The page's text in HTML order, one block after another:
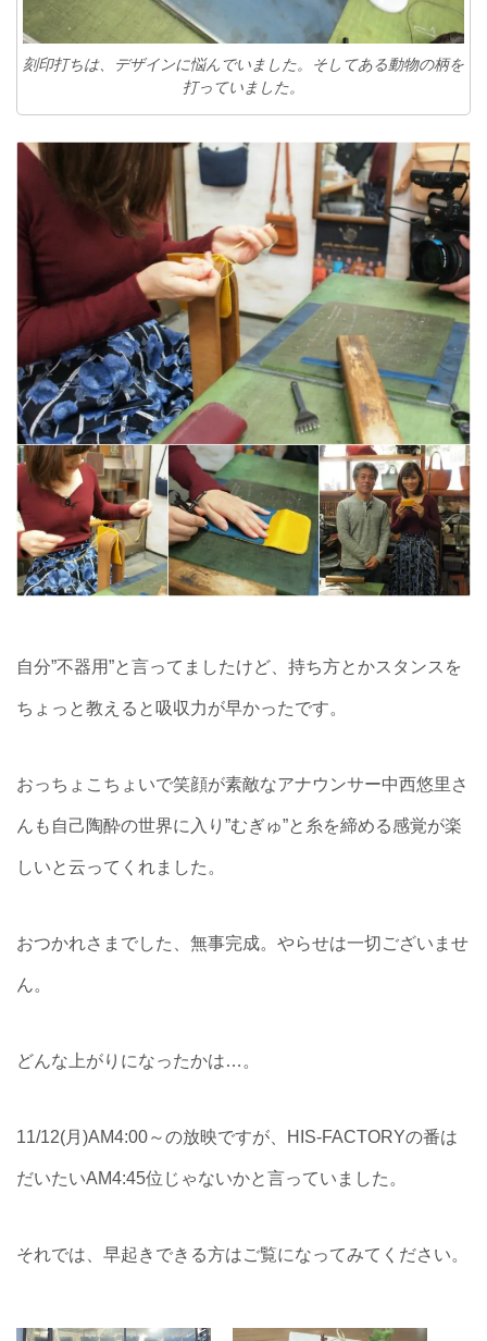
刻印打ちは、デザインに悩んでいました。そしてある動物の柄を
打っていました。
自分”不器用”と言ってましたけど、持ち方とかスタンスを
ちょっと教えると吸収力が早かったです。
おっちょこちょいで笑顔が素敵なアナウンサー中西悠里さ
んも自己陶酔の世界に入り”むぎゅ”と糸を締める感覚が楽
しいと云ってくれました。
おつかれさまでした、無事完成。やらせは一切ございませ
ん。
どんな上がりになったかは…。
11/12(月)AM4:00～の放映ですが、HIS-FACTORYの番は
だいたいAM4:45位じゃないかと言っていました。
それでは、早起きできる方はご覧になってみてください。